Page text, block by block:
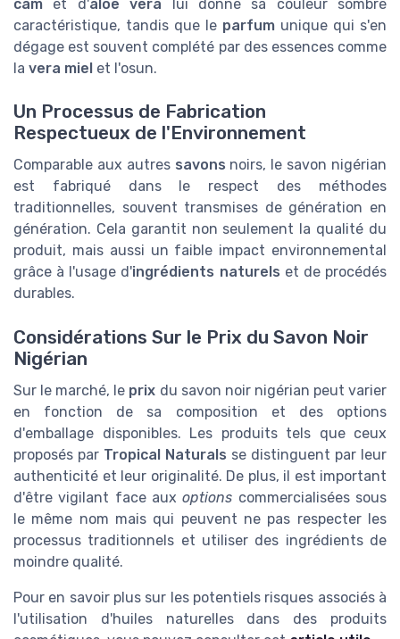
cam et d'aloe vera lui donne sa couleur sombre
caractéristique, tandis que le parfum unique qui s'en
dégage est souvent complété par des essences comme
la vera miel et l'osun.
Un Processus de Fabrication
Respectueux de l'Environnement
Comparable aux autres savons noirs, le savon nigérian
est fabriqué dans le respect des méthodes
traditionnelles, souvent transmises de génération en
génération. Cela garantit non seulement la qualité du
produit, mais aussi un faible impact environnemental
grâce à l'usage d'ingrédients naturels et de procédés
durables.
Considérations Sur le Prix du Savon Noir
Nigérian
Sur le marché, le prix du savon noir nigérian peut varier
en fonction de sa composition et des options
d'emballage disponibles. Les produits tels que ceux
proposés par Tropical Naturals se distinguent par leur
authenticité et leur originalité. De plus, il est important
d'être vigilant face auxoptions commercialisées sous
le même nom mais qui peuvent ne pas respecter les
processus traditionnels et utiliser des ingrédients de
moindre qualité.
Pour en savoir plus sur les potentiels risques associés à
l'utilisation d'huiles naturelles dans des produits